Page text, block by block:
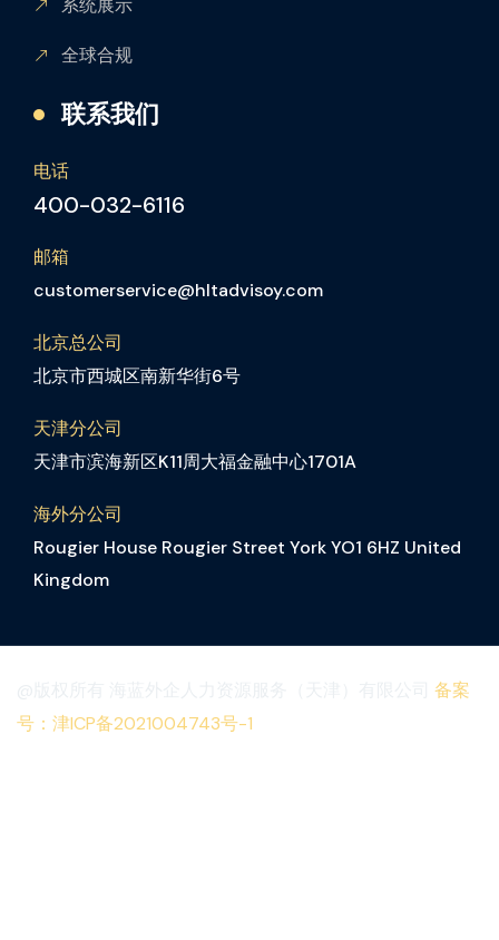
系统展示
全球合规
联系我们
电话
400-032-6116
邮箱
customerservice@hltadvisoy.com
北京总公司
北京市西城区南新华街6号
天津分公司
天津市滨海新区K11周大福金融中心1701A
海外分公司
Rougier House Rougier Street York YO1 6HZ United
Kingdom
备案
号：津ICP备2021004743号-1